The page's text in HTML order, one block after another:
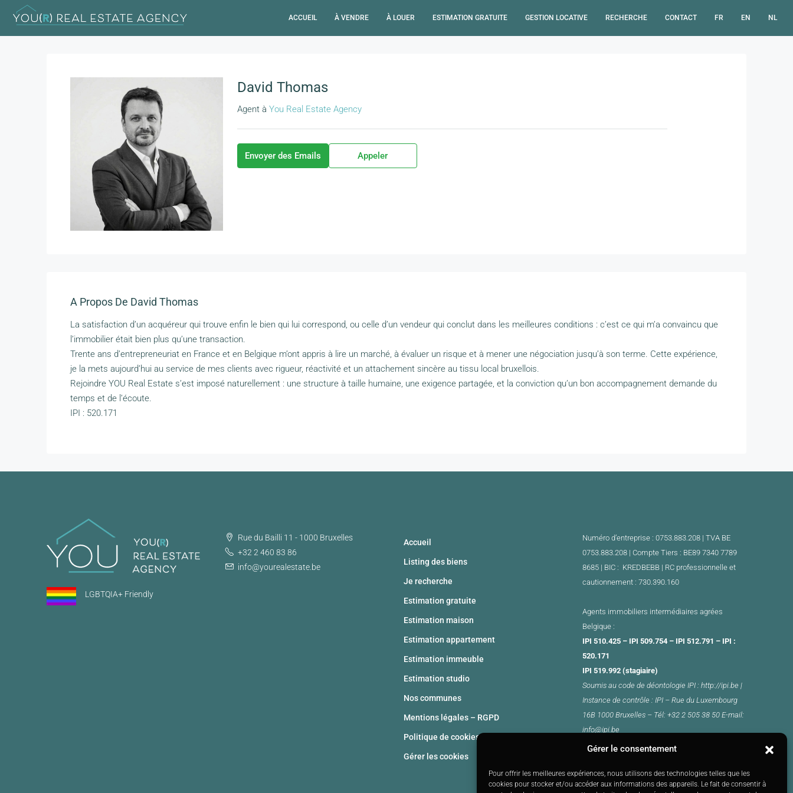
Gérer le consentement
Pour offrir les meilleures expériences, nous utilisons des technologies telles que les
cookies pour stocker et/ou accéder aux informations des appareils. Le fait de consentir à
ACCUEIL À VENDRE À LOUER ESTIMATION GRATUITE GESTION LOCATIVE RECHERCHE CONTACT FR EN NL
David Thomas
Agentà You Real Estate Agency
Envoyer des Emails Appeler
A Propos De David Thomas
La satisfaction d’un acquéreur qui trouve enfin le bien qui lui correspond, ou celle d’un vendeur qui conclut dans les meilleures conditions : c’est ce qui m’a convaincu que
l’immobilier était bien plus qu’une transaction.
Trente ans d’entrepreneuriat en France et en Belgique m’ont appris à lire un marché, à évaluer un risque et à mener une négociation jusqu’à son terme. Cette expérience,
je la mets aujourd’hui au service de mes clients avec rigueur, réactivité et un attachement sincère au tissu local bruxellois.
Rejoindre YOU Real Estate s’est imposé naturellement : une structure à taille humaine, une exigence partagée, et la conviction qu’un bon accompagnement demande du
temps et de l’écoute.
IPI : 520.171
LGBTQIA+ Friendly
Rue du Bailli 11 - 1000 Bruxelles
+32 2 460 83 86
info@yourealestate.be
Accueil
Listing des biens
Je recherche
Estimation gratuite
Estimation maison
Estimation appartement
Estimation immeuble
Estimation studio
Nos communes
Mentions légales – RGPD
Politique de cookies (UE)
Gérer les cookies
Numéro d’entreprise : 0753.883.208 | TVA BE
0753.883.208 | Compte Tiers : BE89 7340 7789
8685 | BIC : KREDBEBB | RC professionnelle et
cautionnement : 730.390.160
Agents immobiliers intermédiaires agrées
Belgique :
IPI 510.425 – IPI 509.754 – IPI 512.791 – IPI :
520.171
IPI 519.992 (stagiaire)
Soumis au code de déontologie IPI : http://ipi.be |
Instance de contrôle : IPI – Rue du Luxembourg
16B 1000 Bruxelles – Tél: +32 2 505 38 50 E-mail:
info@ipi.be